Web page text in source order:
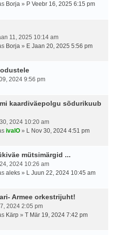
Borja » P Veebr 16, 2025 6:15 pm
11, 2025 10:14 am
Borja » E Jaan 20, 2025 5:56 pm
2024 9:56 pm
kaardiväepolgu sõdurikuub
2024 10:20 am
ivalO » L Nov 30, 2024 4:51 pm
mütsimärgid ...
2024 10:26 am
aleks » L Juun 22, 2024 10:45 am
Armee orkestrijuht!
2024 2:05 pm
Kärp » T Mär 19, 2024 7:42 pm